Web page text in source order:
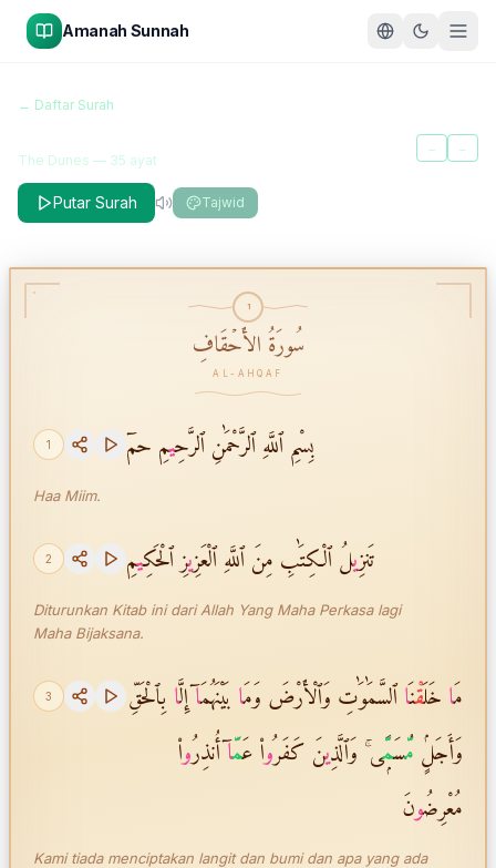
Amanah Sunnah
← Daftar Surah
The Dunes — 35 ayat
← →
Putar Surah Tajwid
1
سُورَةُ الأَحۡقَافِ
AL-AHQAF
بِسْمِ ٱللَّهِ ٱلرَّحْمَٰنِ ٱلرَّحِيمِ حمٓ 1
Haa Miim.
تَنزِيلُ ٱلْكِتَٰبِ مِنَ ٱللَّهِ ٱلْعَزِيزِ ٱلْحَكِيمِ 2
Diturunkan Kitab ini dari Allah Yang Maha Perkasa lagi
Maha Bijaksana.
مَا خَلَقْنَا ٱلسَّمَٰوَٰتِ وَٱلْأَرْضَ وَمَا بَيْنَهُمَآ إِلَّا بِٱلْحَقِّ
وَأَجَلٍۢ مُّسَمًّۭى ۚ وَٱلَّذِينَ كَفَرُوا۟ عَمّآ أُنذِرُوا۟
مُعْرِضُونَ
3
Kami tiada menciptakan langit dan bumi dan apa yang ada